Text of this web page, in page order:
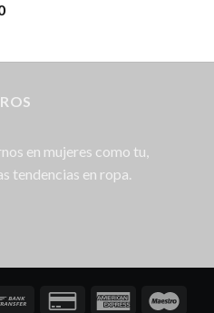
en mujeres como tu,
tendencias en ropa.